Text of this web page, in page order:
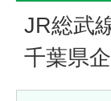
JR総武
千葉県